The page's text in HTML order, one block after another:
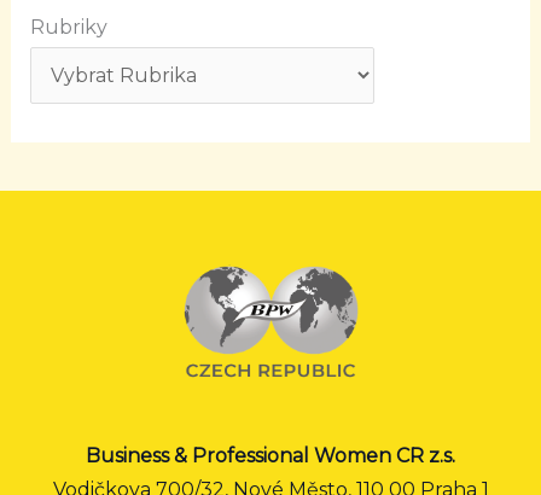
Rubriky
Business & Professional Women CR z.s.
Vodičkova 700/32, Nové Město, 110 00 Praha 1